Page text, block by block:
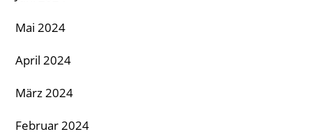
Mai 2024
April 2024
März 2024
Februar 2024